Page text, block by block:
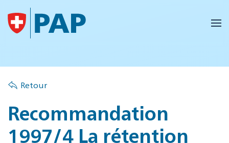
Accéder au contenu principal
Retour
Recommandation
1997/4 La rétention